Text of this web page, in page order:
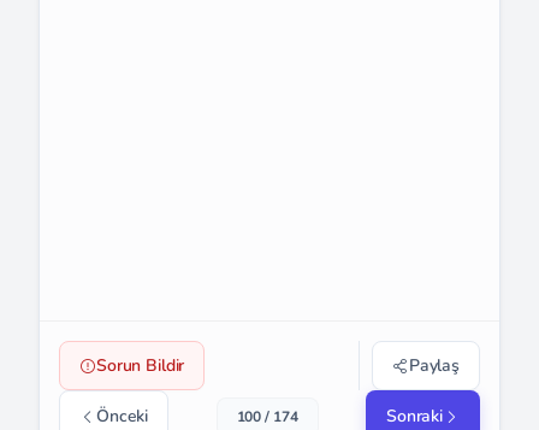
Sorun Bildir Paylaş
Önceki 100 / 174 Sonraki